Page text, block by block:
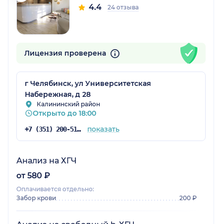
4.4 24 отзыва
Лицензия проверена
г Челябинск, ул Университетская
Набережная, д 28
Калининский район
Открыто до 18:00
+7 (351) 200-51-58 показать
Анализ на ХГЧ
от 580 ₽
Оплачивается отдельно:
Забор крови
200 ₽